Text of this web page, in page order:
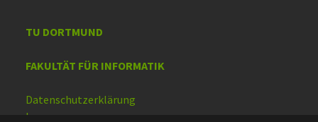
TU DORTMUND
FAKULTÄT FÜR INFORMATIK
Datenschutzerklärung
Impressum